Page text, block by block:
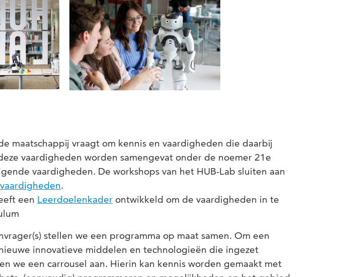
maatschappij vraagt om kennis en vaardigheden die daarbij
vaardigheden worden samengevat onder de noemer 21e
vaardigheden. De workshops van het HUB-Lab sluiten aan
.
een Leerdoelenkader ontwikkeld om de vaardigheden in te
stellen we een programma op maat samen. Om een
innovatieve middelen en technologieën die ingezet
we een carrousel aan. Hierin kan kennis worden gemaakt met